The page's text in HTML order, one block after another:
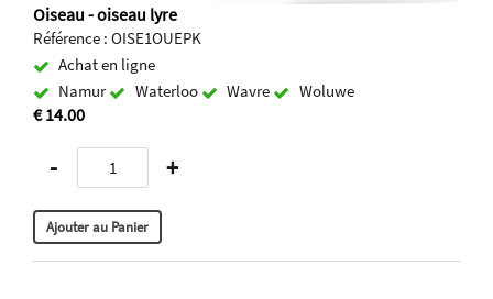
Oiseau - oiseau lyre
Référence : OISE1OUEPK
Achat en ligne
Namur
Waterloo Wavre Woluwe
€ 14.00
- +